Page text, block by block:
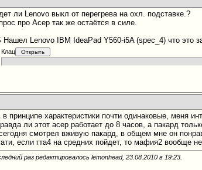
ли Lenovo выкл от перегрева на охл. подставке.?
про Асер так же остаётся в силе.
Нашел Lenovo IBM IdeaPad Y560-i5A (spec_4) что это
Клац
в принципе характеристики почти одинаковые, меня
ли этот асер работает до 8 часов, а пакард
смотрел вживую пакард, в общем мне он
если гта4 на средних пойдет, то мафия2 вообще
раз редактировалось lemonhead, 23.08.2010 в 19:23